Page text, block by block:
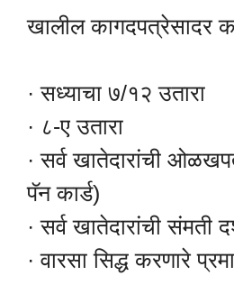
खालील कागदपत्रेसादर
· सध्याचा ७/१२ उतारा
· ८-ए उतारा
· सर्व खातेदारांची
पॅन कार्ड)
· सर्व खातेदारांची संमती
· वारसा सिद्ध करणारे